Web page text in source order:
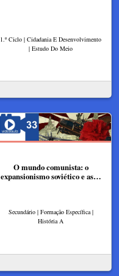
1.º Ciclo | Cidadania E Desenvolvimento
| Estudo Do Meio
O mundo comunista: o
expansionismo soviético e as…
Secundário | Formação Específica |
História A